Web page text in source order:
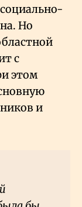
Но
с
этом
и